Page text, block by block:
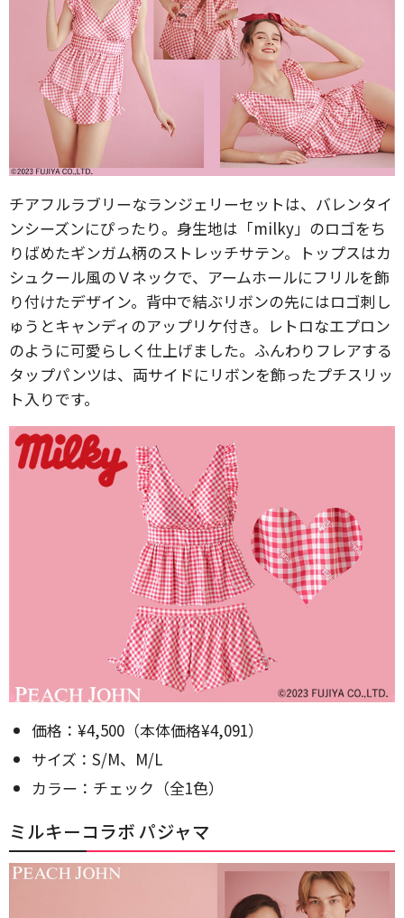
チアフルラブリーなランジェリーセットは、バレンタイ
ンシーズンにぴったり。身生地は「milky」のロゴをち
りばめたギンガム柄のストレッチサテン。トップスはカ
シュクール風のＶネックで、アームホールにフリルを飾
り付けたデザイン。背中で結ぶリボンの先にはロゴ刺し
ゅうとキャンディのアップリケ付き。レトロなエプロン
のように可愛らしく仕上げました。ふんわりフレアする
タップパンツは、両サイドにリボンを飾ったプチスリッ
ト入りです。
価格：¥4,500（本体価格¥4,091）
サイズ：S/M、M/L
カラー：チェック（全1色）
ミルキーコラボ パジャマ